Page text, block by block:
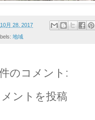
10月 28, 2017
地域
のコメント:
メントを投稿